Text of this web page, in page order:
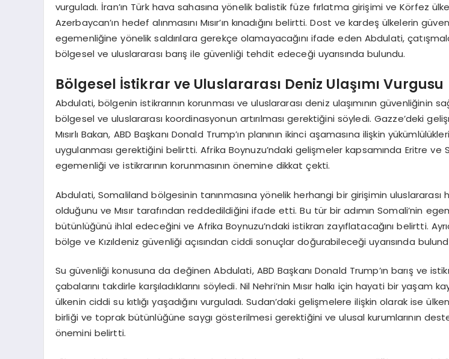
vurguladı. İran’ın Türk hava sahasına yönelik balistik füze fırlatma girişimi ve Körfez
Azerbaycan’ın hedef alınmasını Mısır’ın kınadığını belirtti. Dost ve kardeş ülkelerin
egemenliğine yönelik saldırılara gerekçe olamayacağını ifade eden Abdulati,
bölgesel ve uluslararası barış ile güvenliği tehdit edeceği uyarısında bulundu.
Bölgesel İstikrar ve Uluslararası Deniz Ulaşımı Vurgusu
Abdulati, bölgenin istikrarının korunması ve uluslararası deniz ulaşımının güvenliğinin
bölgesel ve uluslararası koordinasyonun artırılması gerektiğini söyledi. Gazze’deki
Mısırlı Bakan, ABD Başkanı Donald Trump’ın planının ikinci aşamasına ilişkin
uygulanması gerektiğini belirtti. Afrika Boynuzu’ndaki gelişmeler kapsamında Eritre ve
egemenliği ve istikrarının korunmasının önemine dikkat çekti.
Abdulati, Somaliland bölgesinin tanınmasına yönelik herhangi bir girişimin uluslararası
olduğunu ve Mısır tarafından reddedildiğini ifade etti. Bu tür bir adımın Somali’nin
bütünlüğünü ihlal edeceğini ve Afrika Boynuzu’ndaki istikrarı zayıflatacağını belirtti.
bölge ve Kızıldeniz güvenliği açısından ciddi sonuçlar doğurabileceği uyarısında
Su güvenliği konusuna da değinen Abdulati, ABD Başkanı Donald Trump’ın barış ve
çabalarını takdirle karşıladıklarını söyledi. Nil Nehri’nin Mısır halkı için hayati bir yaşam
ülkenin ciddi su kıtlığı yaşadığını vurguladı. Sudan’daki gelişmelere ilişkin olarak ise
birliği ve toprak bütünlüğüne saygı gösterilmesi gerektiğini ve ulusal kurumlarının
önemini belirtti.